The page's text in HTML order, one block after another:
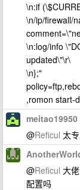
\n:if
\n/ip/firewall/
\n:log/info
updated\"\r\
\n};"
,romon start-
meitao19950
@Reficul 太
@Reficul 大
配置吗